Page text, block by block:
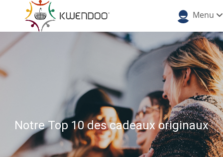
Menu
Notre Top 10 des cadeaux originaux